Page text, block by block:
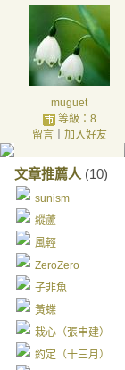
muguet
等級：8
留言｜ 加入好友
文章推薦人 (10)
sunism
縱蘆
風輕
ZeroZero
子非魚
黃蝶
栽心（張申建）
約定（十三月）